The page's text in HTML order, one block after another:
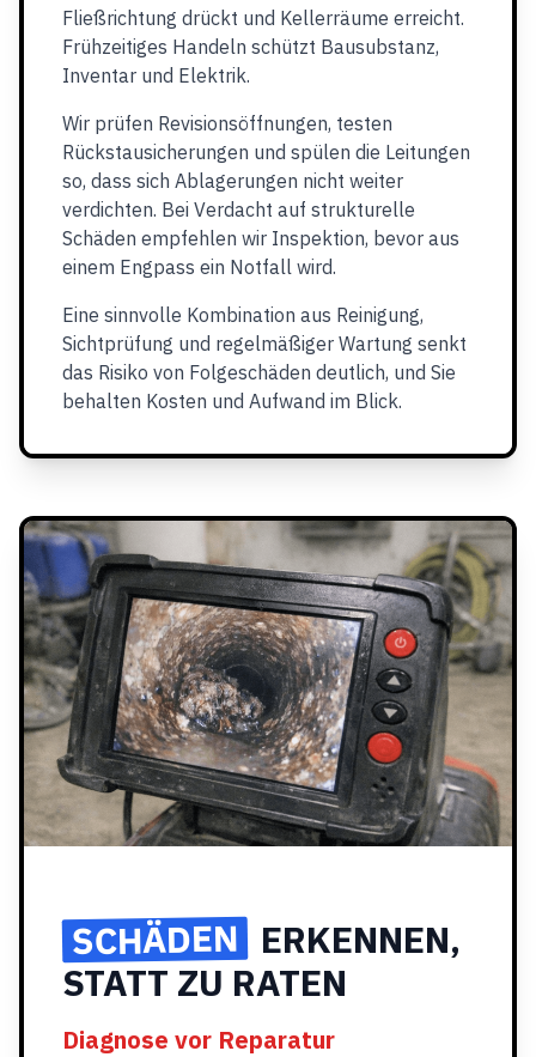
Fließrichtung drückt und Kellerräume erreicht.
Frühzeitiges Handeln schützt Bausubstanz,
Inventar und Elektrik.
Wir prüfen Revisionsöffnungen, testen
Rückstausicherungen und spülen die Leitungen
so, dass sich Ablagerungen nicht weiter
verdichten. Bei Verdacht auf strukturelle
Schäden empfehlen wir Inspektion, bevor aus
einem Engpass ein Notfall wird.
Eine sinnvolle Kombination aus Reinigung,
Sichtprüfung und regelmäßiger Wartung senkt
das Risiko von Folgeschäden deutlich, und Sie
behalten Kosten und Aufwand im Blick.
SCHÄDEN ERKENNEN,
STATT ZU RATEN
Diagnose vor Reparatur